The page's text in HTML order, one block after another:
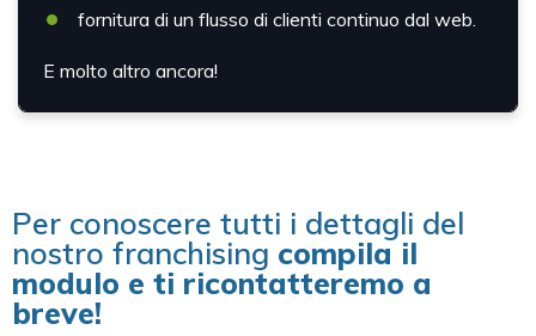
fornitura di un flusso di clienti continuo dal web.
E molto altro ancora!
Per conoscere tutti i dettagli del
nostro franchising compila il
modulo e ti ricontatteremo a
breve!